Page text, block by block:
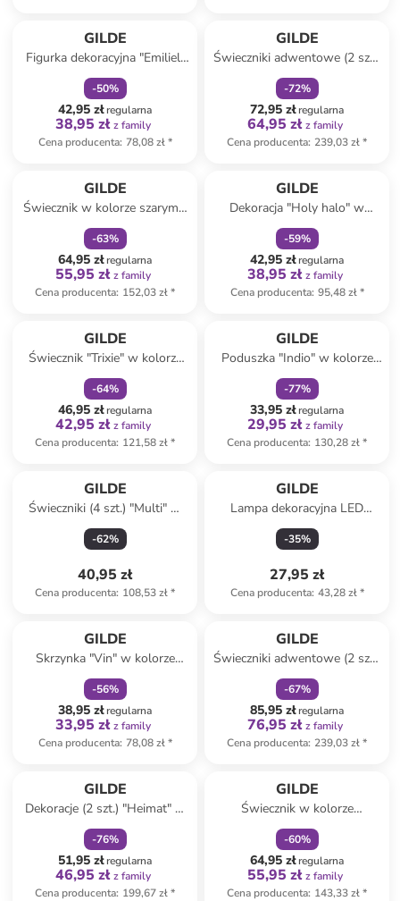
GILDE
Figurka dekoracyjna "Emiliel"
w kolorze białym - 12,5 x 15,5
x 6,5 cm
-50%
42,95 złregularna
38,95 zł z family
Cena producenta: 78,08 zł*
GILDE
Świeczniki adwentowe (2 szt.)
w kolorze czarnym - 22 x 22 x
25 cm
-72%
72,95 złregularna
64,95 zł z family
Cena producenta: 239,03 zł*
GILDE
Świecznik w kolorze szarym -
13,5 x 42 cm
-63%
64,95 złregularna
55,95 zł z family
Cena producenta: 152,03 zł*
GILDE
Dekoracja "Holy halo" w
kolorze jasnobrązowo-białym
- wys. 35 cm
-59%
42,95 złregularna
38,95 zł z family
Cena producenta: 95,48 zł*
GILDE
Świecznik "Trixie" w kolorze
czarnym - wys. 30 cm
-64%
46,95 złregularna
42,95 zł z family
Cena producenta: 121,58 zł*
GILDE
Poduszka "Indio" w kolorze
kremowym - 45 x 45 cm
-77%
33,95 złregularna
29,95 zł z family
Cena producenta: 130,28 zł*
GILDE
Świeczniki (4 szt.) "Multi" w
różnych kolorach - wys. 8 x Ø
7 cm
-62%
40,95 zł
Cena producenta: 108,53 zł*
GILDE
Lampa dekoracyjna LED
"Salto" w kolorze białym - 7 x
13,5 x 8 cm
-35%
27,95 zł
Cena producenta: 43,28 zł*
GILDE
Skrzynka "Vin" w kolorze
szarym na butelki wina - 20,5
x 35 x 10 cm
-56%
38,95 złregularna
33,95 zł z family
Cena producenta: 78,08 zł*
GILDE
Świeczniki adwentowe (2 szt.)
w kolorze czarnym - 22 x 22 x
25 cm
-67%
85,95 złregularna
76,95 zł z family
Cena producenta: 239,03 zł*
GILDE
Dekoracje (2 szt.) "Heimat" w
kolorze srebrno-
jasnobrązowym - 44 x 18 cm
-76%
51,95 złregularna
46,95 zł z family
Cena producenta: 199,67 zł*
GILDE
Świecznik w kolorze
brązowym - 31 x 30 x 10,5 cm
-60%
64,95 złregularna
55,95 zł z family
Cena producenta: 143,33 zł*